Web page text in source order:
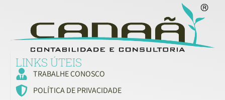
LINKS ÚTEIS
TRABALHE CONOSCO
POLÍTICA DE PRIVACIDADE